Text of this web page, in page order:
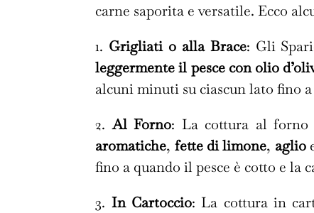
carne saporita e versatile. Ecco
1. Grigliati o alla Brace: Gli
leggermente il pesce con olio
alcuni minuti su ciascun lato fino
2.Al Forno: La cottura al forno
aromatiche, fette di limone, aglio
fino a quando il pesce è cotto e la
3. In Cartoccio: La cottura in